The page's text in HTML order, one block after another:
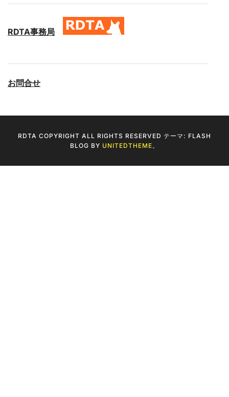
RDTA事務局
お問合せ
RDTA COPYRIGHT ALL RIGHTS RESERVED テーマ: FLASH
BLOG BY UNITEDTHEME 。